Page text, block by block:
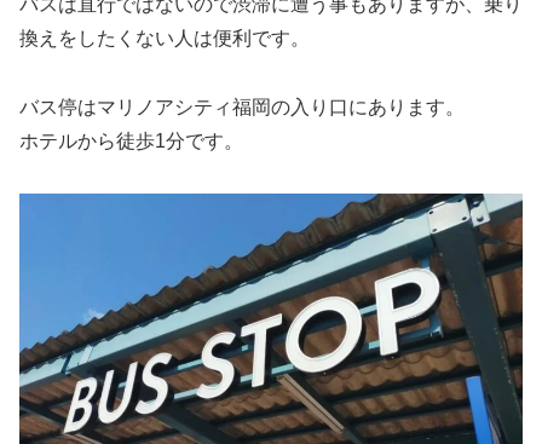
バスは直行ではないので渋滞に遭う事もありますが、乗り
換えをしたくない人は便利です。
バス停はマリノアシティ福岡の入り口にあります。
ホテルから徒歩1分です。